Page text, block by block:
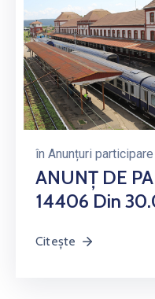
în Anunțuri
ANUNŢ DE
14406 Din
Citește